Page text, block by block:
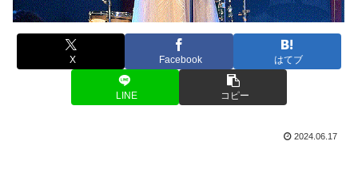
X Facebook はてブ
LINE コピー
2024.06.17